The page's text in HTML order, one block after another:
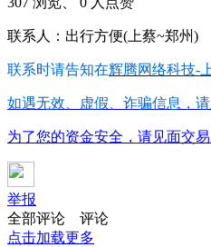
联系人：出行方便(上蔡~郑州)
联系时请告知在辉腾网络科技-
如遇无效、虚假、诈骗信息，
为了您的资金安全，请见面交
举报
全部评论
评论
点击加载更多